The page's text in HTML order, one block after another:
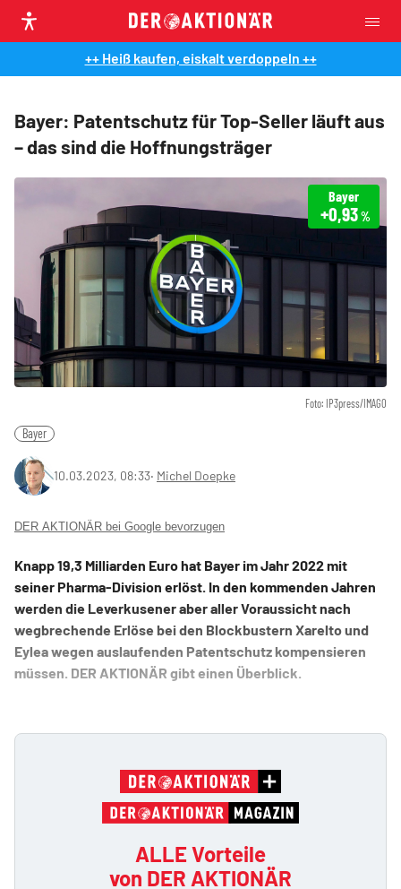
++ Heiß kaufen, eiskalt verdoppeln ++
Bayer: Patentschutz für Top-Seller läuft aus
– das sind die Hoffnungsträger
Foto: IP3press/IMAGO
Bayer
+0,93%
Bayer
10.03.2023, 08:33‧ Michel Doepke
DER AKTIONÄR bei Google bevorzugen
Knapp 19,3 Milliarden Euro hat Bayer im Jahr 2022 mit
seiner Pharma-Division erlöst. In den kommenden Jahren
werden die Leverkusener aber aller Voraussicht nach
wegbrechende Erlöse bei den Blockbustern Xarelto und
Eylea wegen auslaufenden Patentschutz kompensieren
müssen. DER AKTIONÄR gibt einen Überblick.
ALLE Vorteile
von DER AKTIONÄR